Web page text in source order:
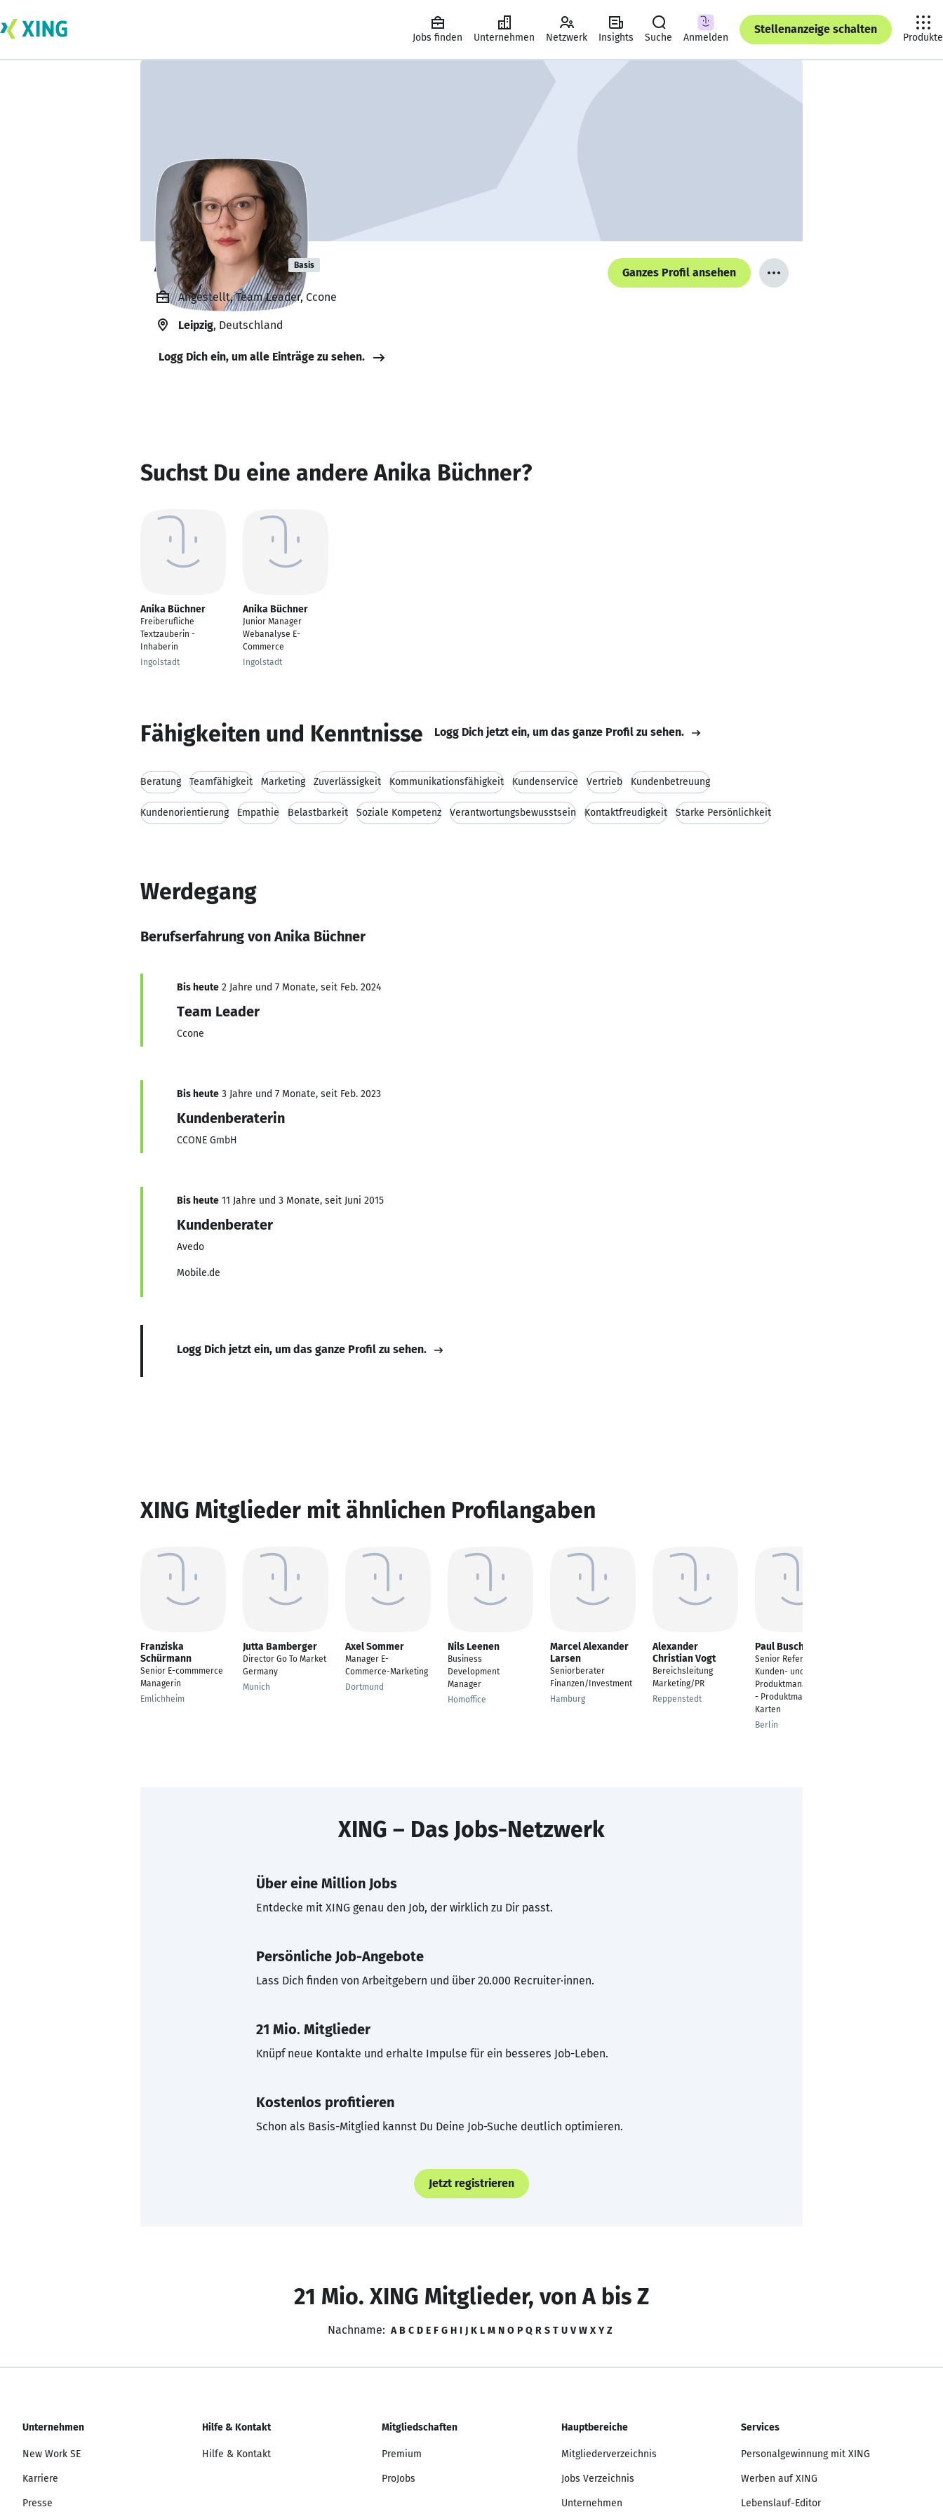
Jobs finden Unternehmen Netzwerk Insights Suche Anmelden
Stellenanzeige schalten
Produkte
Anika Büchner Basis
Ganzes Profil ansehen
Angestellt, Team Leader, Ccone
Leipzig, Deutschland
Logg Dich ein, um alle Einträge zu sehen.
Suchst Du eine andere Anika Büchner?
Anika Büchner
Freiberufliche
Textzauberin -
Inhaberin
Ingolstadt
Anika Büchner
Junior Manager
Webanalyse E-
Commerce
Ingolstadt
Fähigkeiten und Kenntnisse Logg Dich jetzt ein, um das ganze Profil zu sehen.
Beratung Teamfähigkeit Marketing Zuverlässigkeit Kommunikationsfähigkeit Kundenservice Vertrieb Kundenbetreuung
Kundenorientierung Empathie Belastbarkeit Soziale Kompetenz Verantwortungsbewusstsein Kontaktfreudigkeit Starke Persönlichkeit
Werdegang
Berufserfahrung von Anika Büchner
Bis heute 2 Jahre und 7 Monate, seit Feb. 2024
Team Leader
Ccone
Bis heute 3 Jahre und 7 Monate, seit Feb. 2023
Kundenberaterin
CCONE GmbH
Bis heute 11 Jahre und 3 Monate, seit Juni 2015
Kundenberater
Avedo
Mobile.de
Logg Dich jetzt ein, um das ganze Profil zu sehen.
XING Mitglieder mit ähnlichen Profilangaben
Franziska
Schürmann
Senior E-commmerce
Managerin
Emlichheim
Jutta Bamberger
Director Go To Market
Germany
Munich
Axel Sommer
Manager E-
Commerce-Marketing
Dortmund
Nils Leenen
Business
Development
Manager
Homoffice
Marcel Alexander
Larsen
Seniorberater
Finanzen/Investment
Hamburg
Alexander
Christian Vogt
Bereichsleitung
Marketing/PR
Reppenstedt
Paul Busch
Senior Referent
Kunden- und
Produktmanagement
- Produktmanager
Karten
Berlin
XING – Das Jobs-Netzwerk
Über eine Million Jobs
Entdecke mit XING genau den Job, der wirklich zu Dir passt.
Persönliche Job-Angebote
Lass Dich finden von Arbeitgebern und über 20.000 Recruiter·innen.
21 Mio. Mitglieder
Knüpf neue Kontakte und erhalte Impulse für ein besseres Job-Leben.
Kostenlos profitieren
Schon als Basis-Mitglied kannst Du Deine Job-Suche deutlich optimieren.
Jetzt registrieren
21 Mio. XING Mitglieder, von A bis Z
Nachname: A B C D E F G H I J K L M N O P Q R S T U V W X Y Z
Unternehmen
New Work SE
Karriere
Presse
Hilfe & Kontakt
Hilfe & Kontakt
Mitgliedschaften
Premium
ProJobs
Hauptbereiche
Mitgliederverzeichnis
Jobs Verzeichnis
Unternehmen
Services
Personalgewinnung mit XING
Werben auf XING
Lebenslauf-Editor